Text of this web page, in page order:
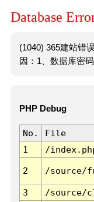
Database
(1040) 365建站错
因：1、数据库密
PHP Debug
No. File
1
/
2 /source/
3 /source/